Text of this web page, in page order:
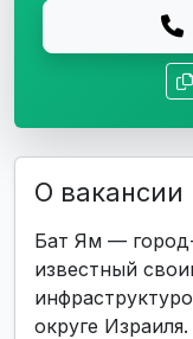
О вакансии
Бат Ям —
известный
округе